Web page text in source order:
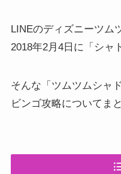
LINEのディズニーツム
2018年2月4日に「シャ
そんな「ツムツムシャ
ビンゴ攻略についてま